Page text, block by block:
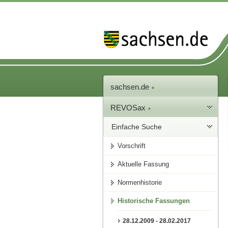
sachsen.de
REVOSax
Einfache Suche
Vorschrift
Aktuelle Fassung
Normenhistorie
Historische Fassungen
28.12.2009 - 28.02.2017